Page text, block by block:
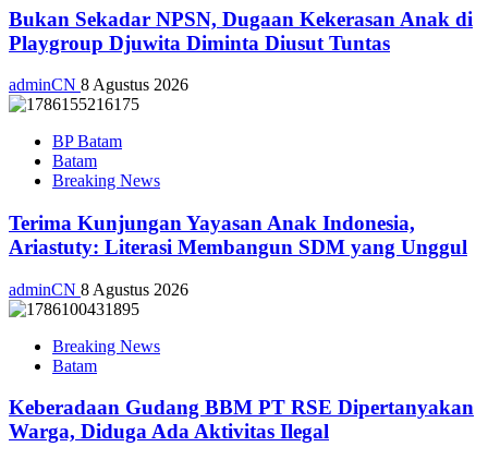
Bukan Sekadar NPSN, Dugaan Kekerasan Anak di
Playgroup Djuwita Diminta Diusut Tuntas
adminCN 8 Agustus 2026
BP Batam
Batam
Breaking News
Terima Kunjungan Yayasan Anak Indonesia,
Ariastuty: Literasi Membangun SDM yang Unggul
adminCN 8 Agustus 2026
Breaking News
Batam
Keberadaan Gudang BBM PT RSE Dipertanyakan
Warga, Diduga Ada Aktivitas Ilegal